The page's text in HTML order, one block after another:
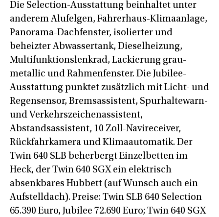
Die Selection-Ausstattung beinhaltet unter
anderem Alufelgen, Fahrerhaus-Klimaanlage,
Panorama-Dachfenster, isolierter und
beheizter Abwassertank, Dieselheizung,
Multifunktionslenkrad, Lackierung grau-
metallic und Rahmenfenster. Die Jubilee-
Ausstattung punktet zusätzlich mit Licht- und
Regensensor, Bremsassistent, Spurhaltewarn-
und Verkehrszeichenassistent,
Abstandsassistent, 10 Zoll-Navireceiver,
Rückfahrkamera und Klimaautomatik. Der
Twin 640 SLB beherbergt Einzelbetten im
Heck, der Twin 640 SGX ein elektrisch
absenkbares Hubbett (auf Wunsch auch ein
Aufstelldach). Preise: Twin SLB 640 Selection
65.390 Euro, Jubilee 72.690 Euro; Twin 640 SGX